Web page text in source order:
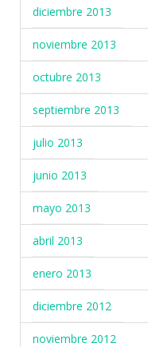
diciembre 2013
noviembre 2013
octubre 2013
septiembre 2013
julio 2013
junio 2013
mayo 2013
abril 2013
enero 2013
diciembre 2012
noviembre 2012